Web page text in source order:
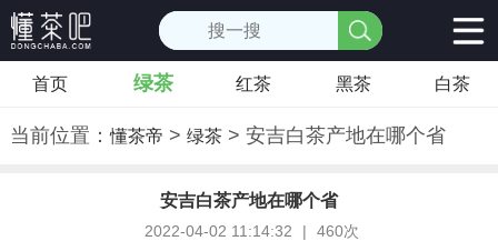
首页 绿茶 红茶 黑茶 白茶
当前位置：懂茶帝 > 绿茶> 安吉白茶产地在哪个省
安吉白茶产地在哪个省
2022-04-02 11:14:32 | 460次